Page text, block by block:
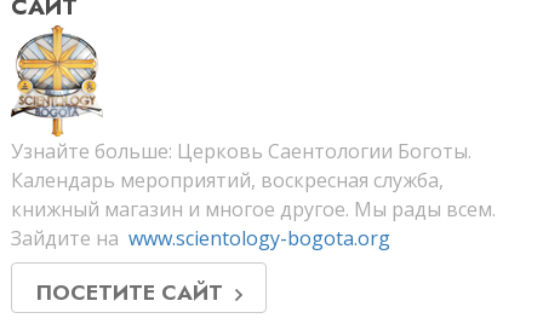
Узнайте больше: Церковь Саентологии Боготы.
Календарь мероприятий, воскресная служба,
книжный магазин и многое другое. Мы рады всем.
Зайдите на www.scientology-bogota.org
ПОСЕТИТЕ САЙТ